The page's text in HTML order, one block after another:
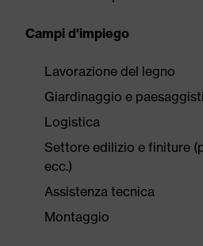
Campi d'impiego
Lavorazione del legno
Giardinaggio e
Logistica
Settore edilizio e finiture
ecc.)
Assistenza tecnica
Montaggio